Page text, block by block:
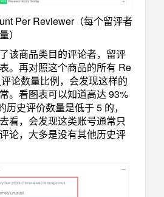
Per Reviewer（每个留评者
）
该商品类目的评论者，留评
。再对照这个商品的所有 Re
论数量比例，会发现这样的
。看图表可以知道高达 93%
历史评价数量是低于 5 的，
看，会发现这类账号通常只
论，大多是没有其他历史评